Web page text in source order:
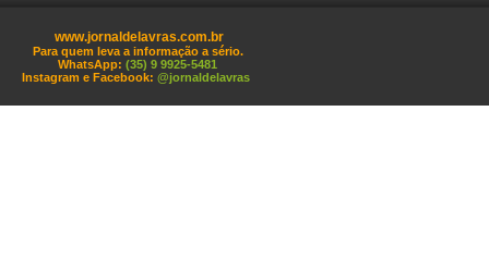
www.jornaldelavras.com.br
Para quem leva a informação a sério.
WhatsApp: (35) 9 9925-5481
Instagram e Facebook: @jornaldelavras